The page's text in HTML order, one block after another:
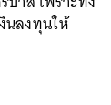
นลงทุนให้